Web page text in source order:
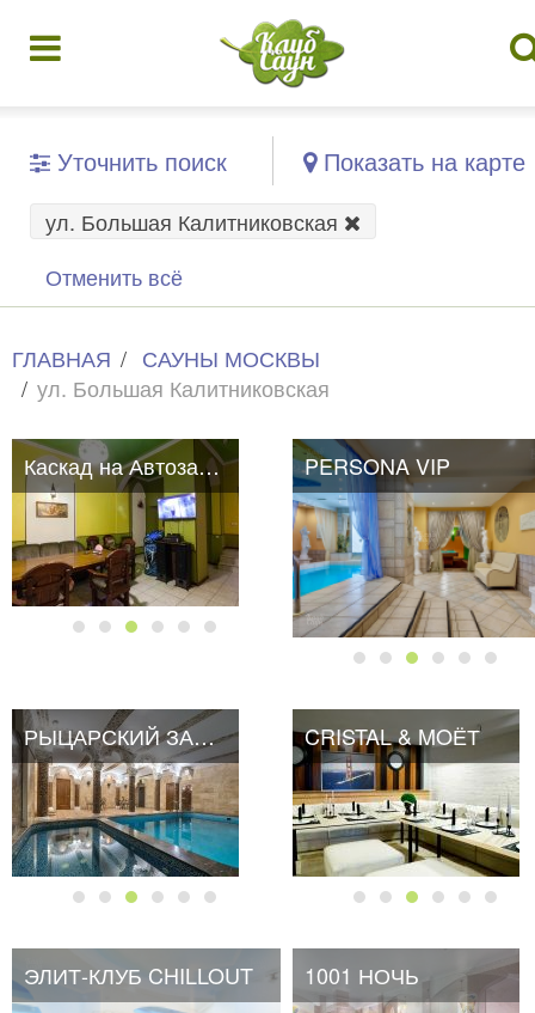
Уточнить поиск Показать на карте
ул. Большая Калитниковская
Отменить всё
ГЛАВНАЯ
САУНЫ МОСКВЫ
ул. Большая Калитниковская
Каскад на Автозаводской PERSONA VIP
РЫЦАРСКИЙ ЗАМОК CRISTAL & MOЁТ
ЭЛИТ-КЛУБ CHILLOUT 1001 НОЧЬ